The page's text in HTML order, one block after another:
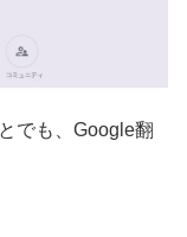
でも、Google翻